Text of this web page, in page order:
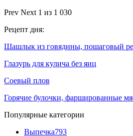
Prev Next 1 из 1 030
Рецепт дня:
Шашлык из говядины, пошаговый
Глазурь для кулича без яиц
Соевый плов
Горячие булочки, фаршированные
Популярные категории
Выпечка793